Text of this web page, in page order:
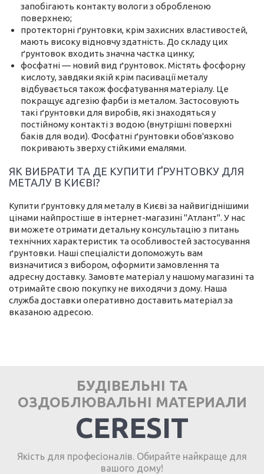
запобігають контакту вологи з обробленою
поверхнею;
протекторні ґрунтовки, крім захисних властивостей,
мають високу відновчу здатність. До складу цих
ґрунтовок входить значна частка цинку;
фосфатні — новий вид ґрунтовок. Містять фосфорну
кислоту, завдяки якій крім пасивації металу
відбувається також фосфатування матеріалу. Це
покращує адгезію фарби із металом. Застосовують
такі ґрунтовки для виробів, які знаходяться у
постійному контакті з водою (внутрішні поверхні
баків для води). Фосфатні ґрунтовки обов'язково
покривають зверху стійкими емалями.
ЯК ВИБРАТИ ТА ДЕ КУПИТИ ҐРУНТОВКУ ДЛЯ
МЕТАЛУ В КИЄВІ?
Купити ґрунтовку для металу в Києві за найвигіднішими
цінами найпростіше в інтернет-магазині "Атлант". У нас
ви можете отримати детальну консультацію з питань
технічних характеристик та особливостей застосування
ґрунтовки. Наші спеціалісти допоможуть вам
визначитися з вибором, оформити замовлення та
адресну доставку. Замовте матеріал у нашому магазині та
отримайте свою покупку не виходячи з дому. Наша
служба доставки оперативно доставить матеріал за
вказаною адресою.
БУДІВЕЛЬНІ ТА
ОЗДОБЛЮВАЛЬНІ МАТЕРИАЛИ
CERESIT
Якість для професіоналів. Обирайте найкраще для
вашого дому!